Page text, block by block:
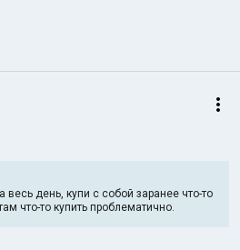
весь день, купи с собой заранее что-то
что-то купить проблематично.